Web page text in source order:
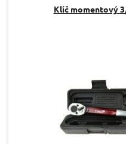
Klíč momentový